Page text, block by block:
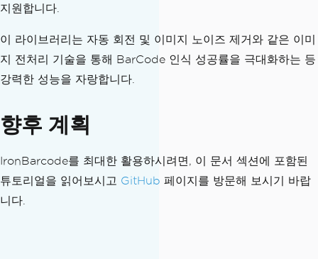
지원합니다.
이 라이브러리는 자동 회전 및 이미지 노이즈 제거와 같은 이미
지 전처리 기술을 통해 BarCode 인식 성공률을 극대화하는 등
강력한 성능을 자랑합니다.
향후 계획
IronBarcode를 최대한 활용하시려면, 이 문서 섹션에 포함된
튜토리얼을 읽어보시고 GitHub 페이지를 방문해 보시기 바랍
니다.